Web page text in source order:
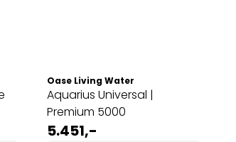
Oase Living Water
Aquarius Universal |
Premium 5000
5.451,-